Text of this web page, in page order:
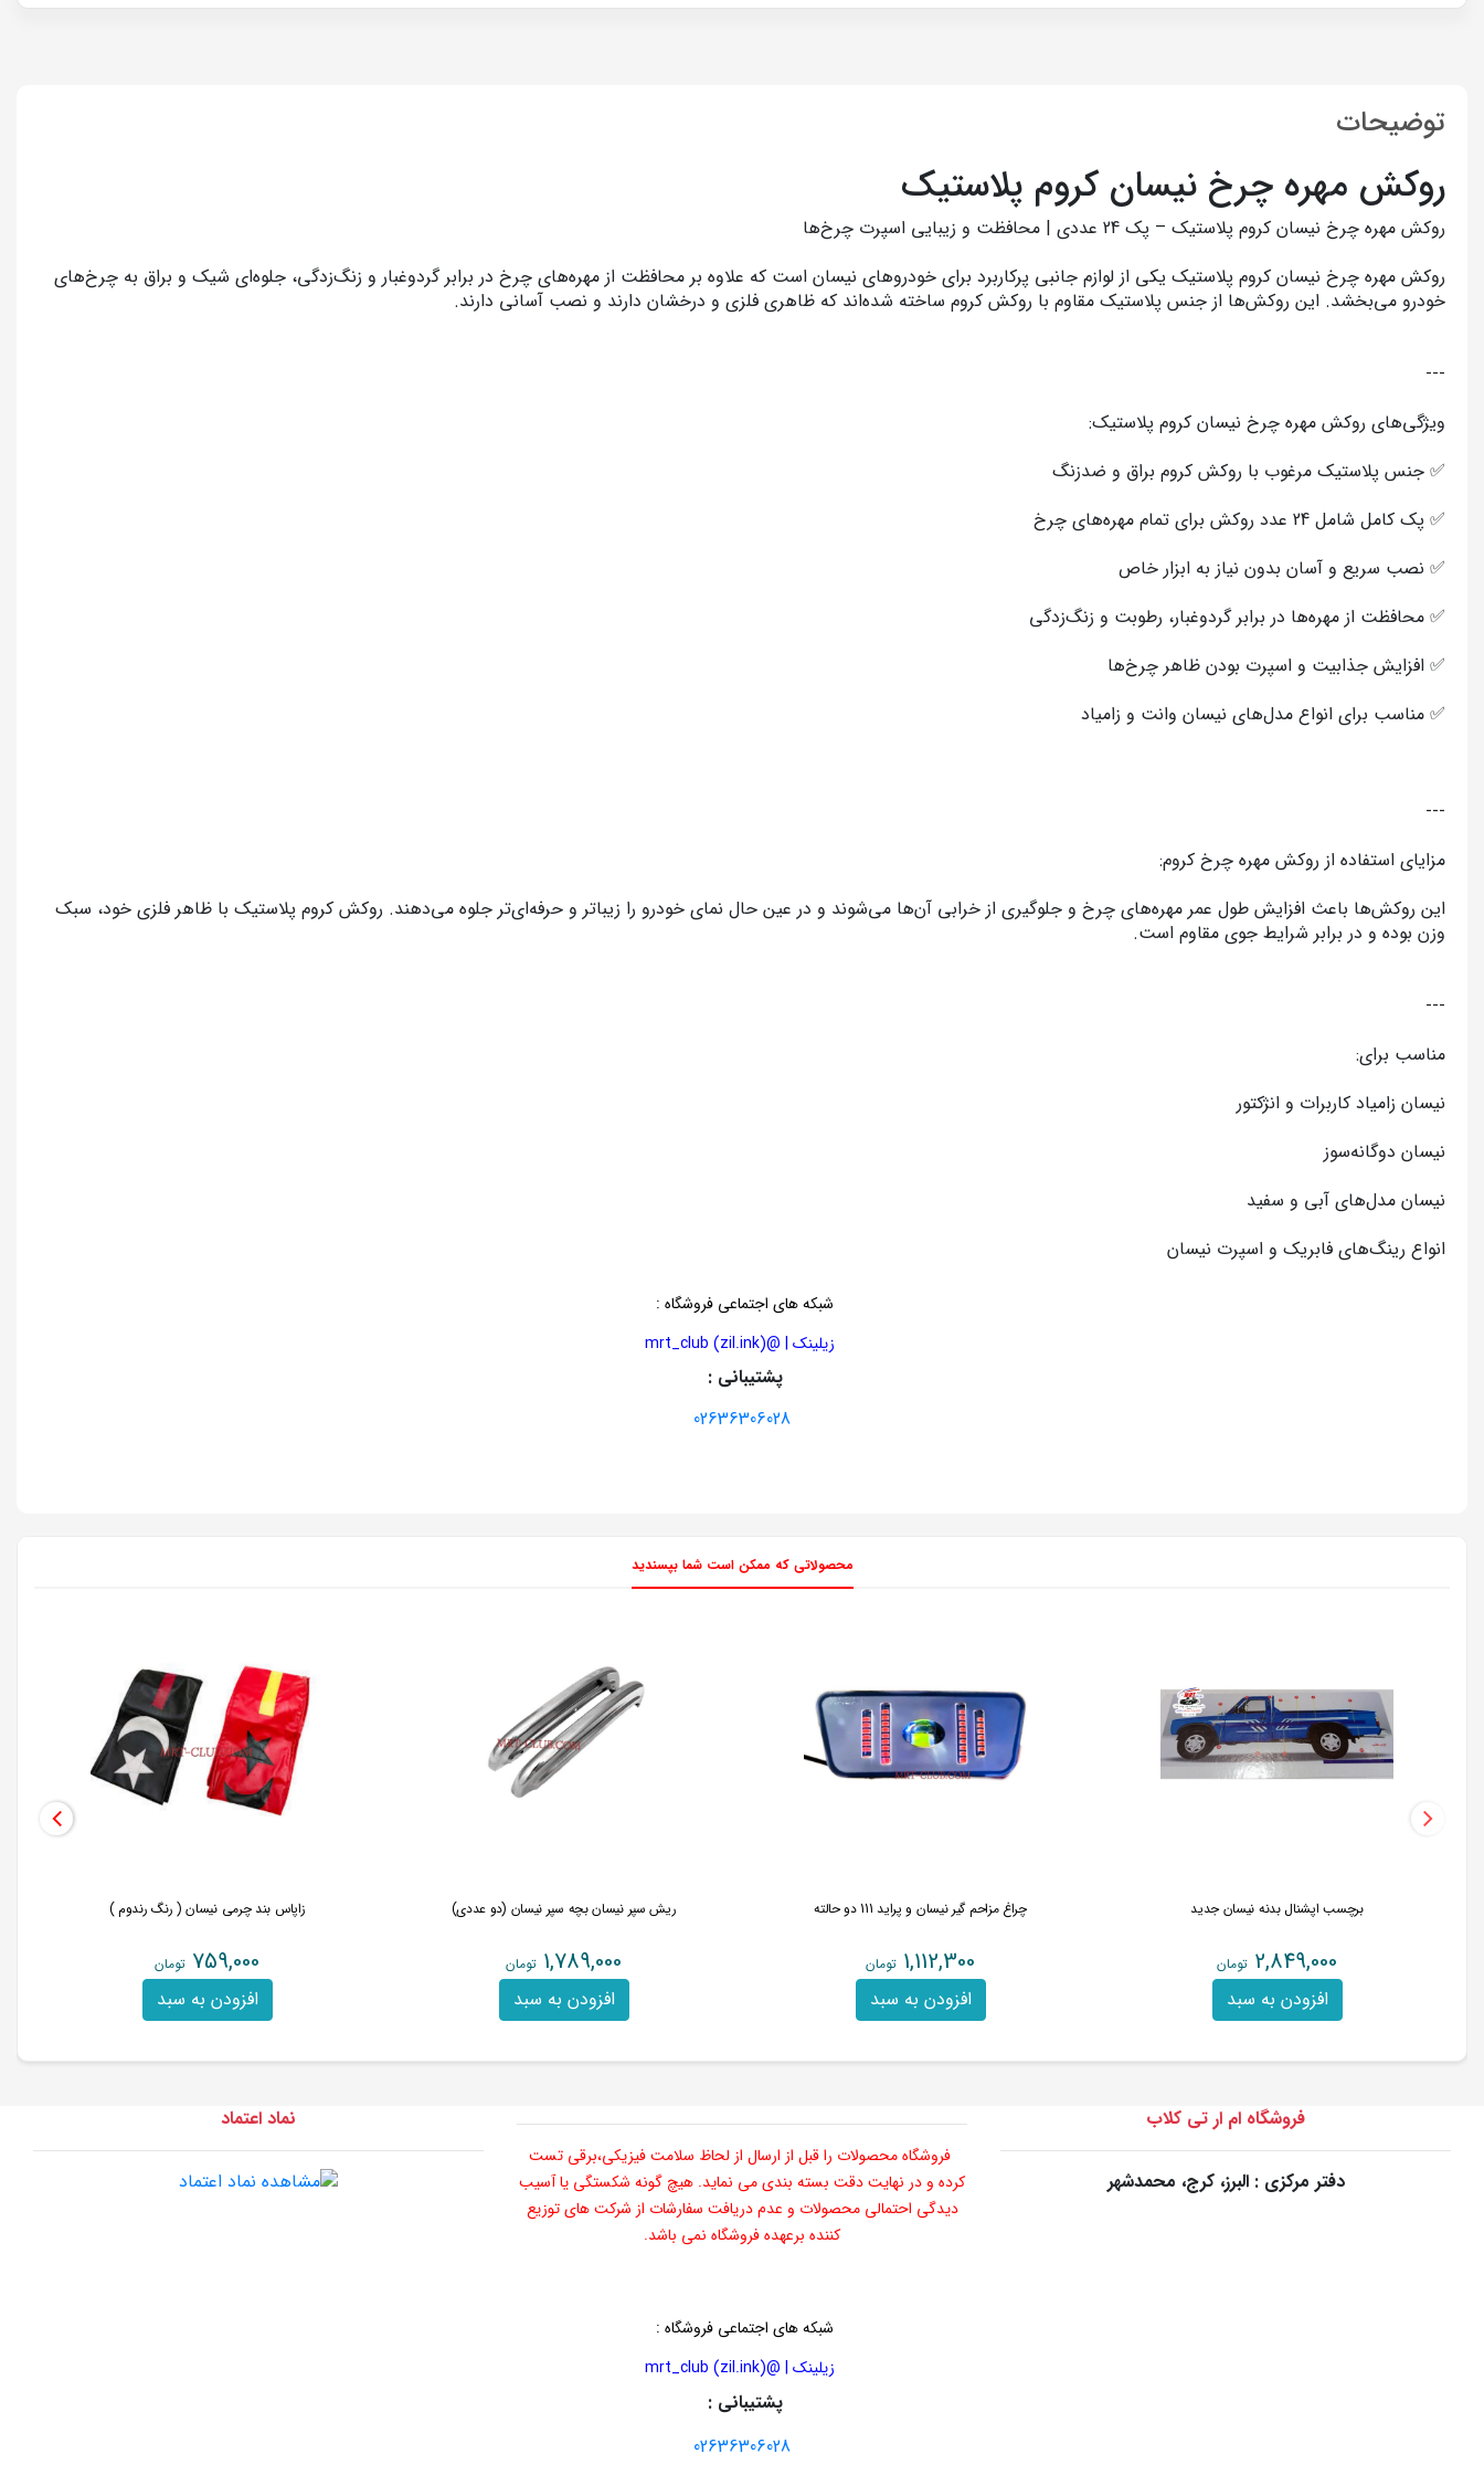
توضیحات
روکش مهره چرخ نیسان کروم پلاستیک
روکش مهره چرخ نیسان کروم پلاستیک – پک 24 عددی | محافظت و زیبایی اسپرت چرخ‌ها
روکش مهره چرخ نیسان کروم پلاستیک یکی از لوازم جانبی پرکاربرد برای خودروهای نیسان است که علاوه بر محافظت از مهره‌های چرخ در برابر گردوغبار و زنگ‌زدگی، جلوه‌ای شیک و براق به چرخ‌های
خودرو می‌بخشد. این روکش‌ها از جنس پلاستیک مقاوم با روکش کروم ساخته شده‌اند که ظاهری فلزی و درخشان دارند و نصب آسانی دارند.
---
ویژگی‌های روکش مهره چرخ نیسان کروم پلاستیک:
✅ جنس پلاستیک مرغوب با روکش کروم براق و ضدزنگ
✅ پک کامل شامل 24 عدد روکش برای تمام مهره‌های چرخ
✅ نصب سریع و آسان بدون نیاز به ابزار خاص
✅ محافظت از مهره‌ها در برابر گردوغبار، رطوبت و زنگ‌زدگی
✅ افزایش جذابیت و اسپرت بودن ظاهر چرخ‌ها
✅ مناسب برای انواع مدل‌های نیسان وانت و زامیاد
---
مزایای استفاده از روکش مهره چرخ کروم:
این روکش‌ها باعث افزایش طول عمر مهره‌های چرخ و جلوگیری از خرابی آن‌ها می‌شوند و در عین حال نمای خودرو را زیباتر و حرفه‌ای‌تر جلوه می‌دهند. روکش کروم پلاستیک با ظاهر فلزی خود، سبک
وزن بوده و در برابر شرایط جوی مقاوم است.
---
مناسب برای:
نیسان زامیاد کاربرات و انژکتور
نیسان دوگانه‌سوز
نیسان مدل‌های آبی و سفید
انواع رینگ‌های فابریک و اسپرت نیسان
شبکه های اجتماعی فروشگاه :
زیلینک | @mrt_club (zil.ink)
پشتیبانی :
02636306028
محصولاتی که ممکن است شما بپسندید
برچسب اپشنال بدنه نیسان جدید
2,849,000 تومان
افزودن به سبد
چراغ مزاحم گیر نیسان و پراید 111 دو حالته
1,112,300 تومان
افزودن به سبد
ریش سپر نیسان بچه سپر نیسان (دو عددی)
1,789,000 تومان
افزودن به سبد
زاپاس بند چرمی نیسان ( رنگ رندوم )
759,000 تومان
افزودن به سبد
فروشگاه ام ار تی کلاب
دفتر مرکزی : البرز، کرج، محمدشهر
فروشگاه محصولات را قبل از ارسال از لحاظ سلامت فیزیکی،برقی تست
کرده و در نهایت دقت بسته بندی می نماید. هیچ گونه شکستگی یا آسیب
دیدگی احتمالی محصولات و عدم دریافت سفارشات از شرکت های توزیع
کننده برعهده فروشگاه نمی باشد.
شبکه های اجتماعی فروشگاه :
زیلینک | @mrt_club (zil.ink)
پشتیبانی :
02636306028
نماد اعتماد